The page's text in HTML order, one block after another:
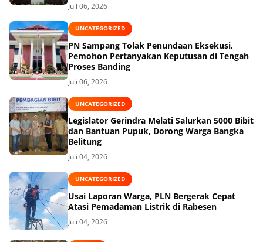
Juli 06, 2026
UNCATEGORIZED
PN Sampang Tolak Penundaan Eksekusi,
Pemohon Pertanyakan Keputusan di Tengah
Proses Banding
Juli 06, 2026
UNCATEGORIZED
Legislator Gerindra Melati Salurkan 5000 Bibit
dan Bantuan Pupuk, Dorong Warga Bangka
Belitung
Juli 04, 2026
UNCATEGORIZED
Usai Laporan Warga, PLN Bergerak Cepat
Atasi Pemadaman Listrik di Rabesen
Juli 04, 2026